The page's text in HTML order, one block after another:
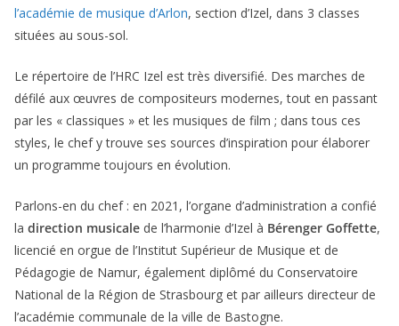
l’académie de musique d’Arlon, section d’Izel, dans 3 classes
situées au sous-sol.
Le répertoire de l’HRC Izel est très diversifié. Des marches de
défilé aux œuvres de compositeurs modernes, tout en passant
par les « classiques » et les musiques de film ; dans tous ces
styles, le chef y trouve ses sources d’inspiration pour élaborer
un programme toujours en évolution.
Parlons-en du chef : en 2021, l’organe d’administration a confié
la direction musicale de l’harmonie d’Izel à Bérenger Goffette,
licencié en orgue de l’Institut Supérieur de Musique et de
Pédagogie de Namur, également diplômé du Conservatoire
National de la Région de Strasbourg et par ailleurs directeur de
l’académie communale de la ville de Bastogne.